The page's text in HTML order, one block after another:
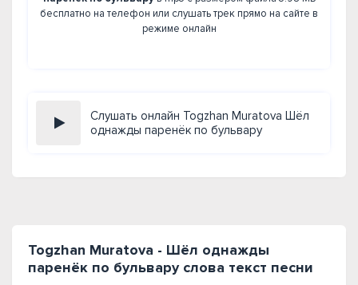
бесплатно на телефон или слушать трек прямо на сайте в
режиме онлайн
Слушать онлайн Togzhan Muratova Шёл
однажды паренёк по бульвару
Togzhan Muratova - Шёл однажды
паренёк по бульвару слова текст песни